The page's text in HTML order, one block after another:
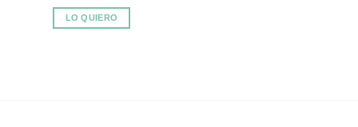
LO QUIERO